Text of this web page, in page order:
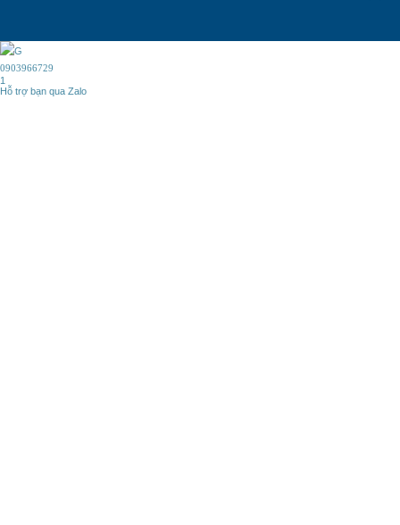
0903966729
1
Hỗ trợ bạn qua Zalo